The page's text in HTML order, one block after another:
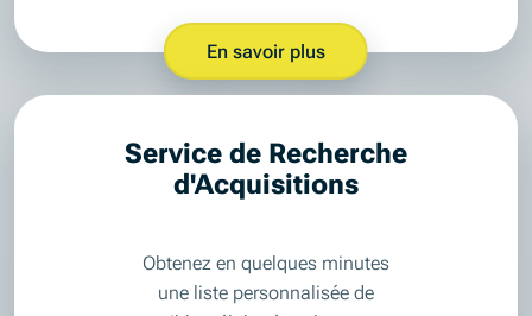
En savoir plus
Service de Recherche
d'Acquisitions
Obtenez en quelques minutes
une liste personnalisée de